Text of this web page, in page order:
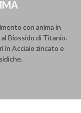
con anima in
Biossido di Titanio.
in Acciaio zincato e